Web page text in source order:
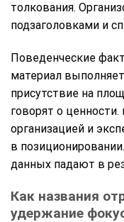
толкования.
подзаголовками и
Поведенческие
материал
присутствие на
говорят о ценности.
организацией и
в
данных падают в
Как названия
удержание